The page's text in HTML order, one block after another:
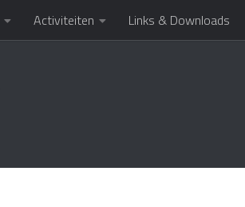
Activiteiten Links & Downloads